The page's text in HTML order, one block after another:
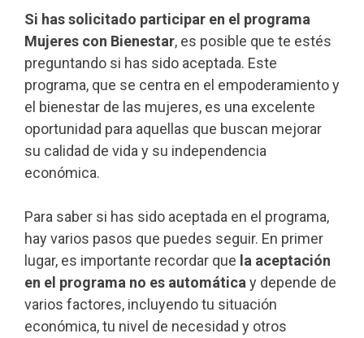
Si has solicitado participar en el programa
Mujeres con Bienestar, es posible que te estés
preguntando si has sido aceptada. Este
programa, que se centra en el empoderamiento y
el bienestar de las mujeres, es una excelente
oportunidad para aquellas que buscan mejorar
su calidad de vida y su independencia
económica.
Para saber si has sido aceptada en el programa,
hay varios pasos que puedes seguir. En primer
lugar, es importante recordar que la aceptación
en el programa no es automática y depende de
varios factores, incluyendo tu situación
económica, tu nivel de necesidad y otros